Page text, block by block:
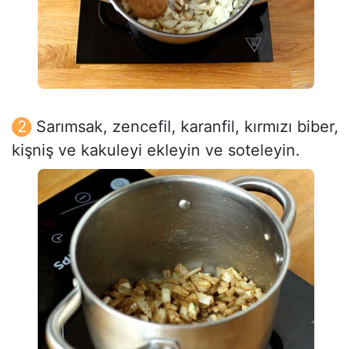
Sarımsak, zencefil, karanfil, kırmızı biber,
kişniş ve kakuleyi ekleyin ve soteleyin.